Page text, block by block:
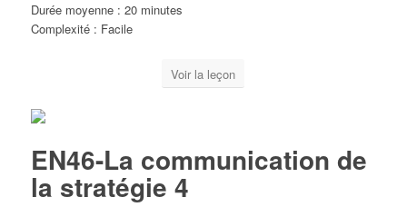
Durée moyenne : 20 minutes
Complexité : Facile
Voir la leçon
EN46-La communication de
la stratégie 4